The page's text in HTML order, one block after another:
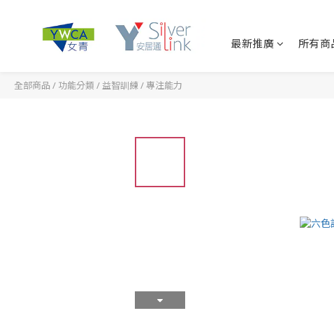
最新推廣 所有商
全部商品 / 功能分類 /益智訓練 /專注能力